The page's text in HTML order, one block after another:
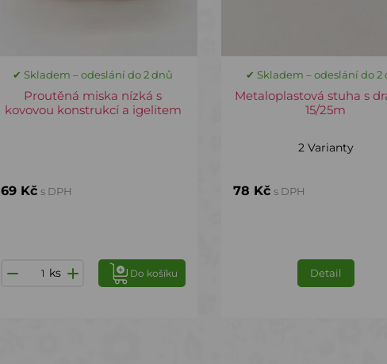
✔ Skladem – odeslání do 2 dnů
Proutěná miska nízká s
kovovou konstrukcí a igelitem
69 Kč s DPH
ks Do košíku
✔ Skladem – odeslání do 2
Metaloplastová stuha s
15/25m
2 Varianty
78 Kč s DPH
Detail